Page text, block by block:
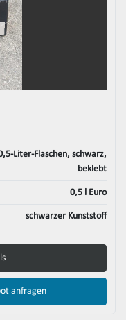
Liter-Flaschen, schwarz,
beklebt
0,5 l Euro
schwarzer Kunststoff
anfragen